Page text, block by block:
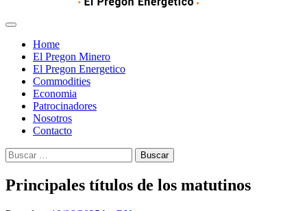
Home
El Pregon Minero
El Pregon Energetico
Commodities
Economia
Patrocinadores
Nosotros
Contacto
Buscar:
Principales títulos de los matutinos